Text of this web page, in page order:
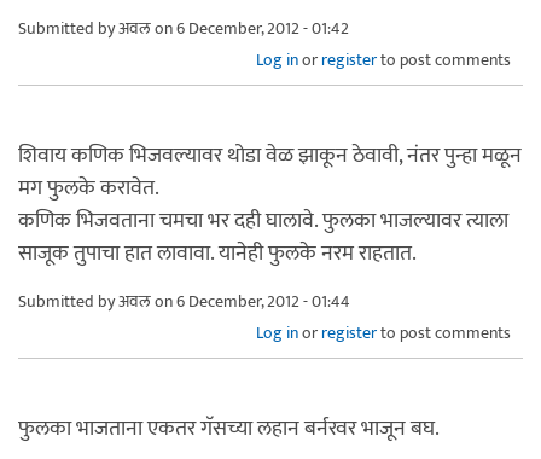
Submitted byअवलon 6 December, 2012 - 01:42
Log inorregisterto post comments
शिवाय कणिक भिजवल्यावर थोडा वेळ झाकून ठेवावी, नंतर पुन्हा मळून
मग फुलके करावेत.
कणिक भिजवताना चमचा भर दही घालावे. फुलका भाजल्यावर त्याला
साजूक तुपाचा हात लावावा. यानेही फुलके नरम राहतात.
Submitted byअवलon 6 December, 2012 - 01:44
Log inorregisterto post comments
फुलका भाजताना एकतर गॅसच्या लहान बर्नरवर भाजून बघ.